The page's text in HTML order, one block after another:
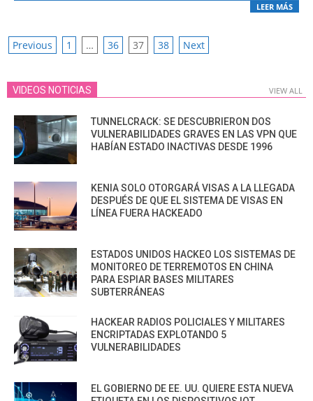
LEER MÁS
POSTS
Previous 1 … 36 37 38 Next
VIDEOS NOTICIAS VIEW ALL
TUNNELCRACK: SE DESCUBRIERON DOS
VULNERABILIDADES GRAVES EN LAS VPN QUE
HABÍAN ESTADO INACTIVAS DESDE 1996
KENIA SOLO OTORGARÁ VISAS A LA LLEGADA
DESPUÉS DE QUE EL SISTEMA DE VISAS EN
LÍNEA FUERA HACKEADO
ESTADOS UNIDOS HACKEO LOS SISTEMAS DE
MONITOREO DE TERREMOTOS EN CHINA
PARA ESPIAR BASES MILITARES
SUBTERRÁNEAS
HACKEAR RADIOS POLICIALES Y MILITARES
ENCRIPTADAS EXPLOTANDO 5
VULNERABILIDADES
EL GOBIERNO DE EE. UU. QUIERE ESTA NUEVA